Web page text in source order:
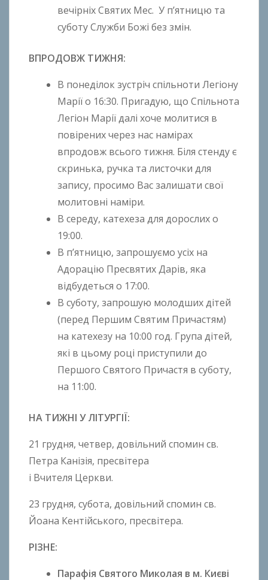
вечірніх Святих Мес. У п’ятницю та
суботу Служби Божі без змін.
ВПРОДОВЖ ТИЖНЯ:
В понеділок зустріч спільноти Легіону
Марії о 16:30. Пригадую, що Спільнота
Легіон Марії далі хоче молитися в
повірених через нас намірах
впродовж всього тижня. Біля стенду є
скринька, ручка та листочки для
запису, просимо Вас залишати свої
молитовні наміри.
В середу, катехеза для дорослих о
19:00.
В п’ятницю, запрошуємо усіх на
Адорацію Пресвятих Дарів, яка
відбудеться о 17:00.
В суботу, запрошую молодших дітей
(перед Першим Святим Причастям)
на катехезу на 10:00 год. Група дітей,
які в цьому році приступили до
Першого Святого Причастя в суботу,
на 11:00.
НА ТИЖНІ У ЛІТУРГІЇ:
21 грудня, четвер, довільний спомин св.
Петра Канізія, пресвітера
і Вчителя Церкви.
23 грудня, субота, довільний спомин св.
Йоана Кентійського, пресвітера.
РІЗНЕ:
Парафія Святого Миколая в м. Києві